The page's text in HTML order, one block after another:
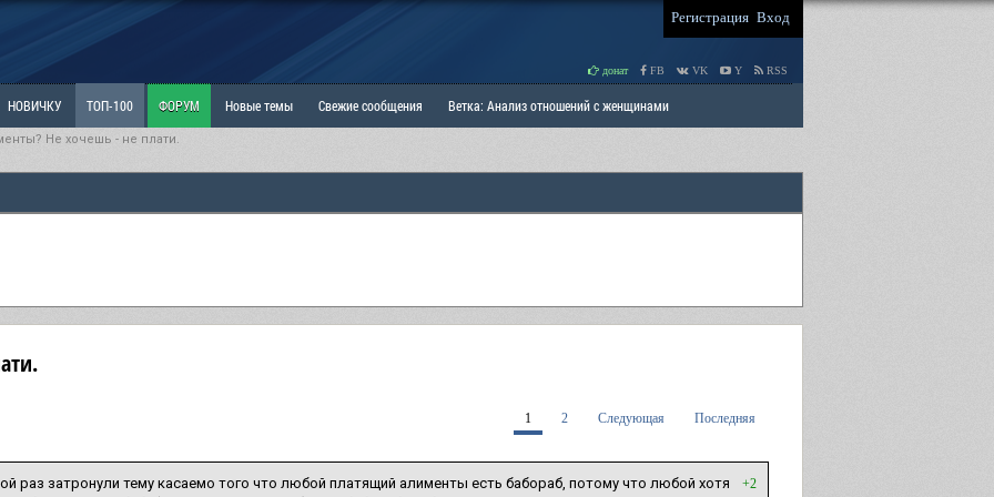
Регистрация Вход
донат FB VK Y RSS
НОВИЧКУ ТОП-100 ФОРУМ Новые темы Свежие сообщения Ветка: Анализ отношений с женщинами
Не хочешь - не плати.
1 2 Следующая Последняя
+2
раз затронули тему касаемо того что любой платящий алименты есть бабораб, потому что любой хотя